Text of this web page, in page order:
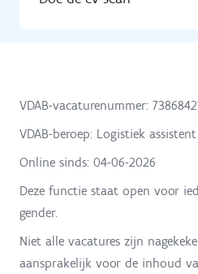
VDAB-vacaturenummer:
VDAB-beroep: Logistiek
Online sinds: 04-06-2026
Deze functie staat open voor
gender.
Niet alle vacatures zijn
aansprakelijk voor de inhoud